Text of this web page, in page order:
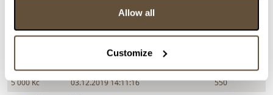
Allow all
Customize
03.12.2019 14:25:36
6 500 Kč
limit (03.12.2019 14:11:23)
3211
5 000 Kč
03.12.2019 14:11:16
550